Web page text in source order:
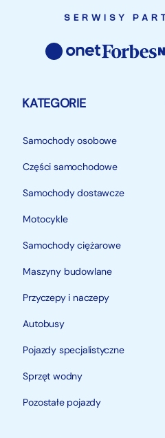
SERWISY
KATEGORIE
Samochody osobowe
Części samochodowe
Samochody dostawcze
Motocykle
Samochody ciężarowe
Maszyny budowlane
Przyczepy i naczepy
Autobusy
Pojazdy specjalistyczne
Sprzęt wodny
Pozostałe pojazdy